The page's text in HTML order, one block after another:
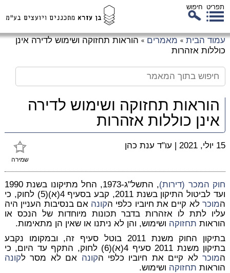
תפריט חיפוש
עמוד הבית » מאמרים » הוראות תחזוקה ושימוש לדירה אינן
כוללות אזהרות
הוראות תחזוקה ושימוש לדירה
אינן כוללות אזהרות
שמירה
15 יולי, 2021 | עו"ד ענת כהן
חוק המכר (דירות)
, התשל"ג-1973, החל מתיקונו בשנת 1990
ועד לביטול התיקון בשנת 2011, קבע בסעיף 4(א)(5) לחוק, כי
המוכרלא קיים את חיוביו כלפי הקונה אם בנסיבות העניין היה
עליו לתת לו אזהרות בדבר תכונות מיוחדות של הנכס או
הוראות תחזוקה ושימוש, והן לא ניתנו או שאין הן מתאימות.
בתיקון החוק משנת 2011 בוטל סעיף זה, ובמקומו נקבע
בתיקון משנת 2011 סעיף 4(א)(6) לחוק, התקף עד היום, כי
המוכרלא קיים את חיוביו כלפי הקונה אם לא מסר לקונה
הוראות תחזוקה ושימוש.